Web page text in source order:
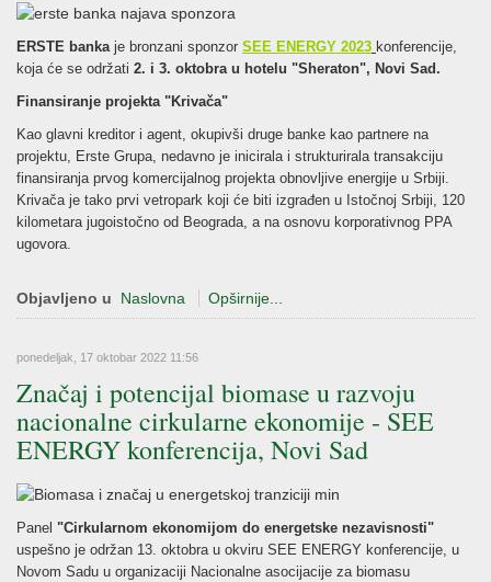
ERSTE bankaje bronzani sponzor SEE ENERGY 2023 konferencije,
koja će se održati 2. i 3. oktobra u hotelu "Sheraton", Novi Sad.
Finansiranje projekta "Krivača"
Kao glavni kreditor i agent, okupivši druge banke kao partnere na
projektu, Erste Grupa, nedavno je inicirala i strukturirala transakciju
finansiranja prvog komercijalnog projekta obnovljive energije u Srbiji.
Krivača je tako prvi vetropark koji će biti izgrađen u Istočnoj Srbiji, 120
kilometara jugoistočno od Beograda, a na osnovu korporativnog PPA
ugovora.
Objavljeno u Naslovna Opširnije...
ponedeljak, 17 oktobar 2022 11:56
Značaj i potencijal biomase u razvoju
nacionalne cirkularne ekonomije - SEE
ENERGY konferencija, Novi Sad
Panel "Cirkularnom ekonomijom do energetske nezavisnosti"
uspešno je održan 13. oktobra u okviru SEE ENERGY konferencije, u
Novom Sadu u organizaciji Nacionalne asocijacije za biomasu